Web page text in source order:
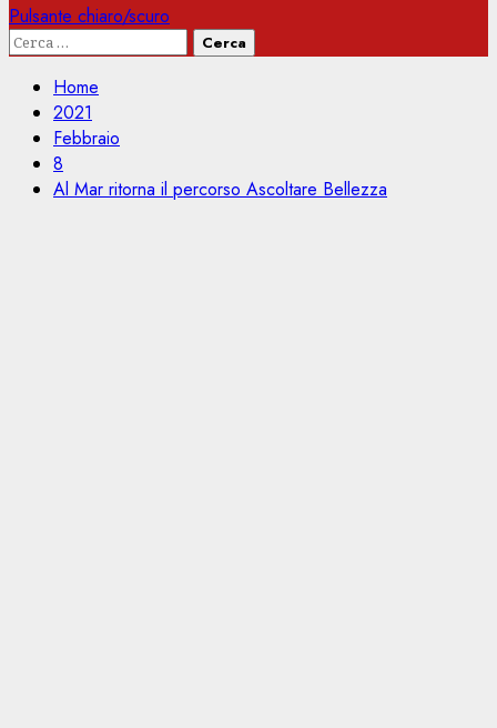
Pulsante chiaro/scuro
Ricerca
Home
2021
Febbraio
8
Al Mar ritorna il percorso Ascoltare Bellezza